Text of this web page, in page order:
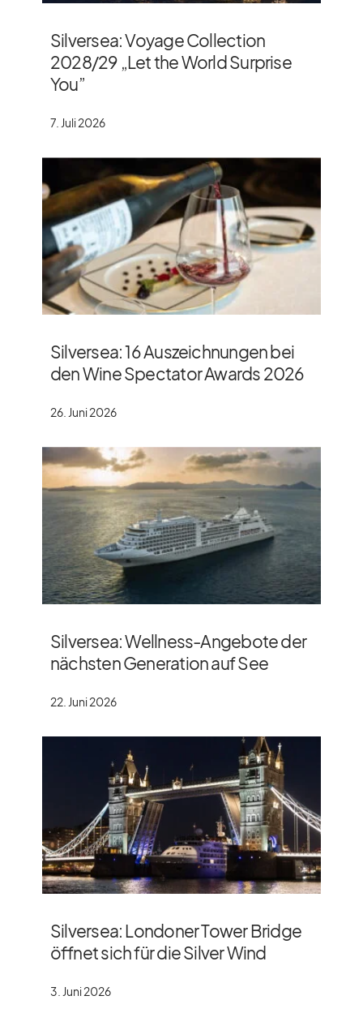
Silversea: Voyage Collection
2028/​29 „Let the World Surprise
You”
7. Juli 2026
Silversea: 16 Auszeichnungen bei
den Wine Spectator Awards 2026
26. Juni 2026
Silversea: Wellness-Angebote der
nächsten Generation auf See
22. Juni 2026
Silversea: Londoner Tower Bridge
öffnet sich für die Silver Wind
3. Juni 2026